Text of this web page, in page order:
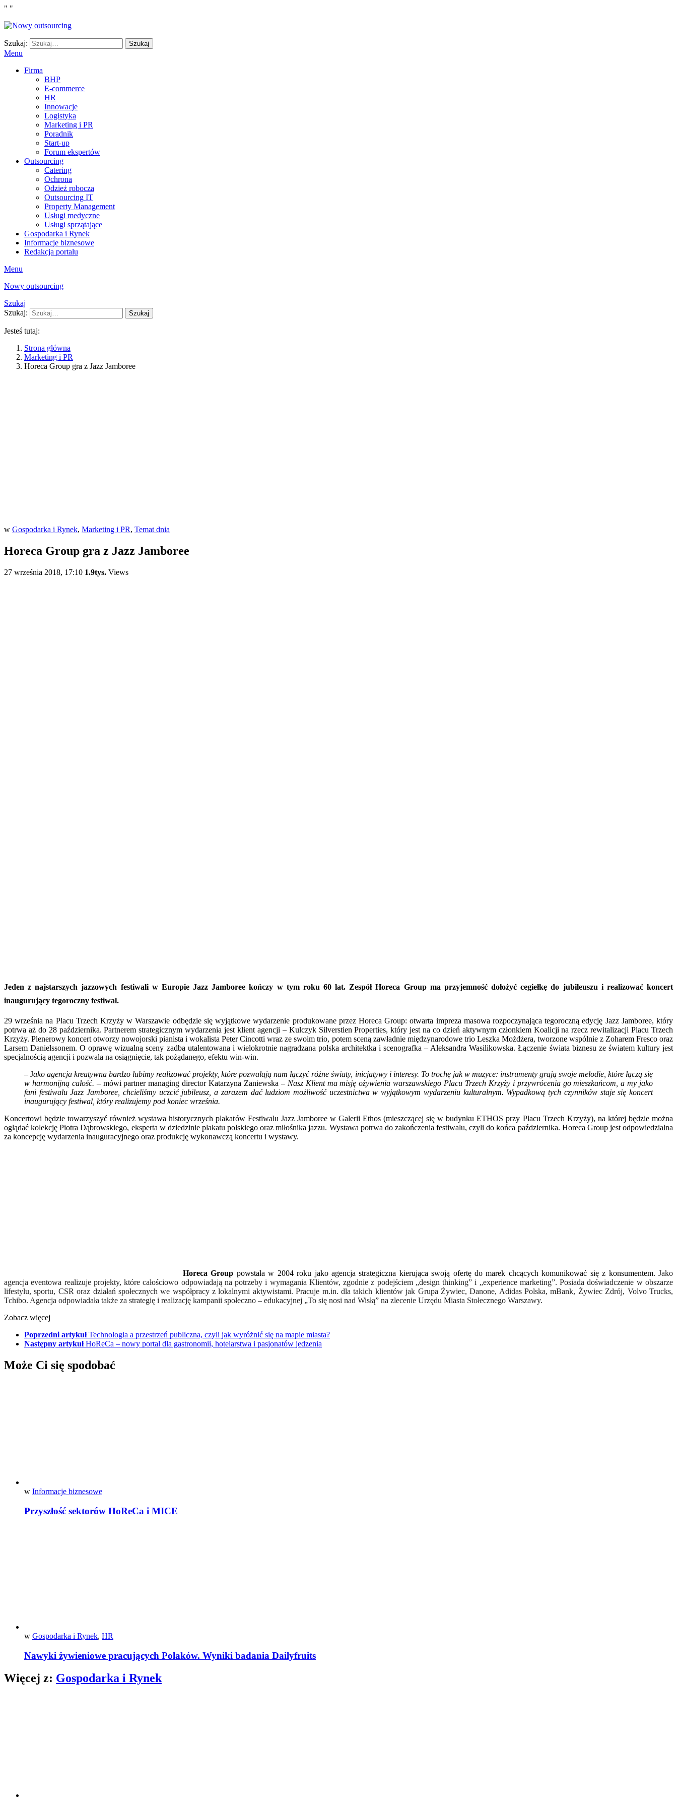
" "
Szukaj: Szukaj
Menu
Firma
BHP
E-commerce
HR
Innowacje
Logistyka
Marketing i PR
Poradnik
Start-up
Forum ekspertów
Outsourcing
Catering
Ochrona
Odzież robocza
Outsourcing IT
Property Management
Usługi medyczne
Usługi sprzątające
Gospodarka i Rynek
Informacje biznesowe
Redakcja portalu
Menu
Nowy outsourcing
Szukaj
Szukaj:
Szukaj
Jesteś tutaj:
Strona główna
Marketing i PR
Horeca Group gra z Jazz Jamboree
w Gospodarka i Rynek, Marketing i PR, Temat dnia
Horeca Group gra z Jazz Jamboree
27 września 2018, 17:10 1.9tys. Views
Jeden z najstarszych jazzowych festiwali w Europie Jazz Jamboree kończy w tym roku 60 lat. Zespół Horeca Group ma przyjemność dołożyć cegiełkę do jubileuszu i realizowaćkoncert
inaugurujący tegoroczny festiwal.
29 września na Placu Trzech Krzyży w Warszawie odbędzie się wyjątkowe wydarzenie produkowane przez Horeca Group: otwarta impreza masowa rozpoczynająca tegoroczną edycję Jazz Jamboree, który
potrwa aż do 28 października. Partnerem strategicznym wydarzenia jest klient agencji – Kulczyk Silverstien Properties, który jest na co dzień aktywnym członkiem Koalicji na rzecz rewitalizacji Placu Trzech
Krzyży. Plenerowy koncert otworzy nowojorski pianista i wokalista Peter Cincotti wraz ze swoim trio, potem sceną zawładnie międzynarodowe trio Leszka Możdżera, tworzone wspólnie z Zoharem Fresco oraz
Larsem Danielssonem. O oprawę wizualną sceny zadba utalentowana i wielokrotnie nagradzana polska architektka i scenografka – Aleksandra Wasilikowska. Łączenie świata biznesu ze światem kultury jest
specjalnością agencji i pozwala na osiągnięcie, tak pożądanego, efektu win-win.
– Jako agencja kreatywna bardzo lubimy realizować projekty, które pozwalają nam łączyć różne światy, inicjatywy i interesy. To trochę jak w muzyce: instrumenty grają swoje melodie, które łączą się
w harmonijną całość. – mówi partnermanaging directorKatarzyna Zaniewska – Nasz Klient ma misję ożywienia warszawskiego Placu Trzech Krzyży i przywrócenia go mieszkańcom, a my jako
fani festiwalu Jazz Jamboree, chcieliśmy uczcić jubileusz, a zarazem dać ludziom możliwość uczestnictwa w wyjątkowym wydarzeniu kulturalnym. Wypadkową tych czynników staje się koncert
inaugurujący festiwal, który realizujemy pod koniec września.
Koncertowi będzie towarzyszyć również wystawa historycznych plakatów Festiwalu Jazz Jamboree w Galerii Ethos (mieszczącej się w budynku ETHOS przy Placu Trzech Krzyży), na której będzie można
oglądać kolekcję Piotra Dąbrowskiego, eksperta w dziedzinie plakatu polskiego oraz miłośnika jazzu. Wystawa potrwa do zakończenia festiwalu, czyli do końca października. Horeca Group jest odpowiedzialna
za koncepcję wydarzenia inauguracyjnego oraz produkcję wykonawczą koncertu i wystawy.
Horeca Group powstała w 2004 roku jako agencja strategiczna kierująca swoją ofertę do marek chcących komunikować się z konsumentem.Jako
agencja eventowa realizuje projekty, które całościowo odpowiadają na potrzeby i wymagania Klientów, zgodnie z podejściem „design thinking” i „experience marketing”. Posiada doświadczenie w obszarze
lifestylu, sportu, CSR oraz działań społecznych we współpracy z lokalnymi aktywistami. Pracuje m.in. dla takich klientów jak Grupa Żywiec, Danone, Adidas Polska, mBank, Żywiec Zdrój, Volvo Trucks,
Tchibo. Agencja odpowiadała także za strategię i realizację kampanii społeczno – edukacyjnej „To się nosi nad Wisłą” na zlecenie Urzędu Miasta Stołecznego Warszawy.
Zobacz więcej
Poprzedni artykuł Technologia a przestrzeń publiczna, czyli jak wyróżnić się na mapie miasta?
Następny artykuł HoReCa – nowy portal dla gastronomii, hotelarstwa i pasjonatów jedzenia
Może Ci się spodobać
w Informacje biznesowe
Przyszłość sektorów HoReCa i MICE
w Gospodarka i Rynek, HR
Nawyki żywieniowe pracujących Polaków. Wyniki badania Dailyfruits
Więcej z: Gospodarka i Rynek